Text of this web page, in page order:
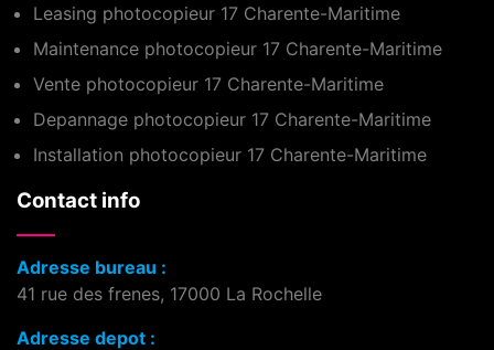
Leasing photocopieur 17 Charente-Maritime
Maintenance photocopieur 17 Charente-Maritime
Vente photocopieur 17 Charente-Maritime
Depannage photocopieur 17 Charente-Maritime
Installation photocopieur 17 Charente-Maritime
Contact info
Adresse bureau :
41 rue des frenes, 17000 La Rochelle
Adresse depot :